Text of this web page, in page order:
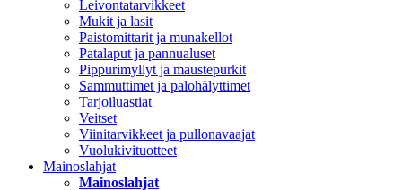
Leivontatarvikkeet
Mukit ja lasit
Paistomittarit ja munakellot
Patalaput ja pannualuset
Pippurimyllyt ja maustepurkit
Sammuttimet ja palohälyttimet
Tarjoiluastiat
Veitset
Viinitarvikkeet ja pullonavaajat
Vuolukivituotteet
Mainoslahjat
Mainoslahjat